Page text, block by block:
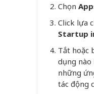
Chọn
Click lựa
Startup
Tắt hoặc
dụng nào
những
tác động